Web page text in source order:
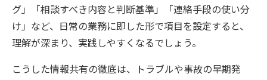
グ」「相談すべき内容と判断基準」「連絡手段の使い分
け」など、日常の業務に即した形で項目を設定すると、
理解が深まり、実践しやすくなるでしょう。
こうした情報共有の徹底は、トラブルや事故の早期発